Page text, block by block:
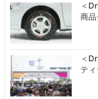
＜
商
＜
テ